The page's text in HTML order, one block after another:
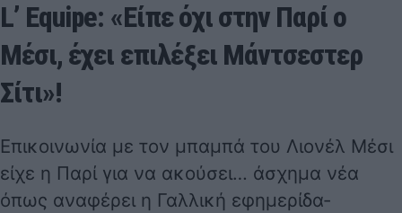
L’ Equipe: «Είπε όχι στην Παρί ο
Μέσι, έχει επιλέξει Μάντσεστερ
Σίτι»!
Επικοινωνία με τον μπαμπά του Λιονέλ Μέσι
είχε η Παρί για να ακούσει… άσχημα νέα
όπως αναφέρει η Γαλλική εφημερίδα-